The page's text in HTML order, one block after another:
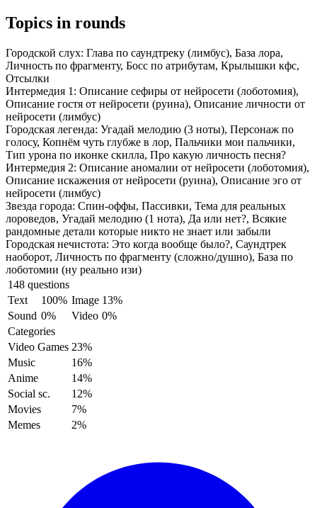
Topics in rounds
Городской слух: Глава по саундтреку (лимбус), База лора,
Личность по фрагменту, Босс по атрибутам, Крылышки кфс,
Отсылки
Интермедия 1: Описание сефиры от нейросети (лоботомия),
Описание гостя от нейросети (руина), Описание личности от
нейросети (лимбус)
Городская легенда: Угадай мелодию (3 ноты), Персонаж по
голосу, Копнём чуть глубже в лор, Пальчики мои пальчики,
Тип урона по иконке скилла, Про какую личность песня?
Интермедия 2: Описание аномалии от нейросети (лоботомия),
Описание искажения от нейросети (руина), Описание эго от
нейросети (лимбус)
Звезда города: Спин-оффы, Пассивки, Тема для реальных
лороведов, Угадай мелодию (1 нота), Да или нет?, Всякие
рандомные детали которые никто не знает или забыли
Городская нечистота: Это когда вообще было?, Саундтрек
наоборот, Личность по фрагменту (сложно/душно), База по
лоботомии (ну реально изи)
148 questions
Text
100% Image 13%
Sound 0% Video 0%
Categories
Video Games 23%
Music
16%
Anime
14%
Social sc.
12%
Movies
7%
Memes
2%